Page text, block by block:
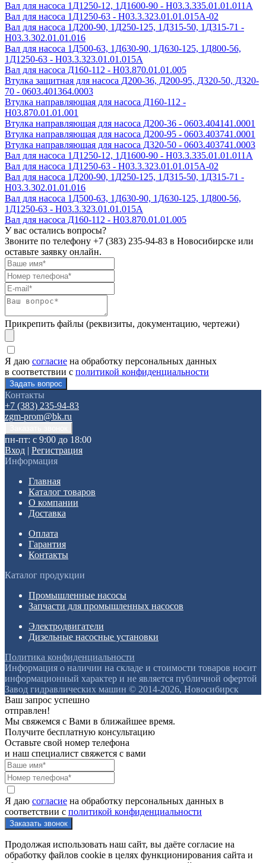
Вал для насоса 1Д1250-12, 1Д1600-90 - Н03.3.335.01.01.011А
Вал для насоса 1Д1250-63 - Н03.3.323.01.01.015А-02
Вал для насоса 1Д200-90, 1Д250-125, 1Д315-50, 1Д315-71 -
Н03.3.302.01.01.016
Вал для насоса 1Д500-63, 1Д630-90, 1Д630-125, 1Д800-56,
1Д1250-63 - Н03.3.323.01.01.015А
Вал для насоса Д160-112 - Н03.870.01.01.005
Втулка защитная для насоса Д200-36, Д200-95, Д320-50, Д320-
70 - 0603.401364.0003
Втулка направляющая для насоса Д160-112 -
Н03.870.01.01.001
Втулка направляющая для насоса Д200-36 - 0603.404141.0001
Втулка направляющая для насоса Д200-95 - 0603.403741.0001
Втулка направляющая для насоса Д320-50 - 0603.403741.0003
Вал для насоса 1Д1250-12, 1Д1600-90 - Н03.3.335.01.01.011А
Вал для насоса 1Д1250-63 - Н03.3.323.01.01.015А-02
Вал для насоса 1Д200-90, 1Д250-125, 1Д315-50, 1Д315-71 -
Н03.3.302.01.01.016
Вал для насоса 1Д500-63, 1Д630-90, 1Д630-125, 1Д800-56,
1Д1250-63 - Н03.3.323.01.01.015А
Вал для насоса Д160-112 - Н03.870.01.01.005
У вас остались вопросы?
Звоните по телефону +7 (383) 235-94-83 в Новосибирске или
оставьте заявку онлайн.
Прикрепить файлы (реквизиты, документацию, чертежи)
Я даю согласие на обработку персональных данных
в соответствии с политикой конфиденциальности
Контакты
+7 (383) 235-94-83
zgm-prom@bk.ru
пн-пт: с 9:00 до 18:00
Вход | Регистрация
Информация
Главная
Каталог товаров
О компании
Доставка
Оплата
Гарантия
Контакты
Каталог продукции
Промышленные насосы
Запчасти для промышленных насосов
Электродвигатели
Дизельные насосные установки
Политика конфиденциальности
Информация о наличии на складе и стоимости товаров носит
информационный характер и не является публичной офертой
Завод гидравлических машин © 2014-2026, Новосибирск
Ваш запрос успешно
отправлен!
Мы свяжемся с Вами в ближайшее время.
Получите бесплатную консультацию
Оставьте свой номер телефона
и наш специалист свяжется с вами
Я даю согласие на обработку персональных данных в
соответствии с политикой конфиденциальности
Продолжая использовать наш сайт, вы даёте согласие на
обработку файлов cookie в целях функционирования сайта и